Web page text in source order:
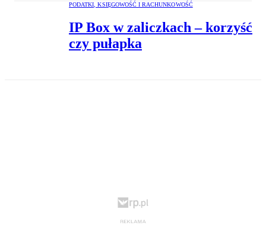
PODATKI, KSIĘGOWOŚĆ I RACHUNKOWOŚĆ
IP Box w zaliczkach – korzyść
czy pułapka